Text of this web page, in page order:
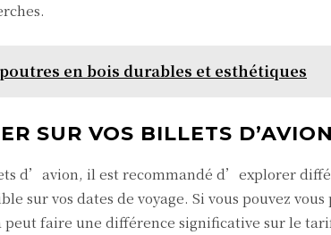
en bois durables et esthétiques
SUR VOS BILLETS D’AVION
d’avion, il est recommandé d’explorer
sur vos dates de voyage. Si vous pouvez
faire une différence significative sur le